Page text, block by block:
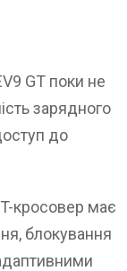
GT поки не
зарядного
до
кросовер має
блокування